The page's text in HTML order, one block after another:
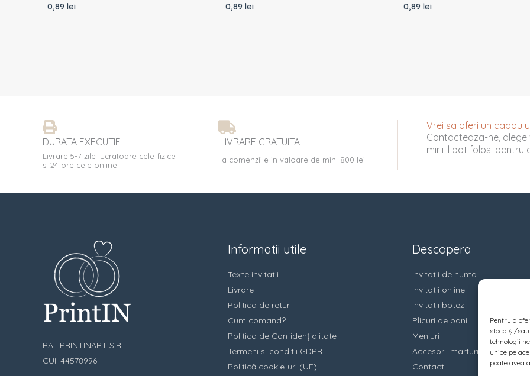
Pentru a
stoca și/
tehnologii
unice pe
poate avea
0,89 lei 0,89 lei 0,89 lei
DURATA EXECUTIE
Livrare 5-7 zile lucratoare cele fizice
si 24 ore cele online
LIVRARE GRATUITA
la comenziile in valoare de min. 800 lei
Vrei sa oferi un cadou
Contacteaza-ne,
mirii il pot folosi pentru
RAL PRINTINART S.R.L.
CUI: 44578996
Informatii utile
Texte invitatii
Livrare
Politica de retur
Cum comand?
Politica de Confidențialitate
Termeni si conditii GDPR
Politică cookie-uri (UE)
Descopera
Invitatii de nunta
Invitatii online
Invitatii botez
Plicuri de bani
Meniuri
Accesorii marturii
Contact